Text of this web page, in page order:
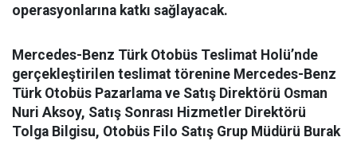
operasyonlarına katkı sağlayacak.
Mercedes-Benz Türk Otobüs Teslimat Holü’nde
gerçekleştirilen teslimat törenine Mercedes-Benz
Türk Otobüs Pazarlama ve Satış Direktörü Osman
Nuri Aksoy, Satış Sonrası Hizmetler Direktörü
Tolga Bilgisu, Otobüs Filo Satış Grup Müdürü Burak